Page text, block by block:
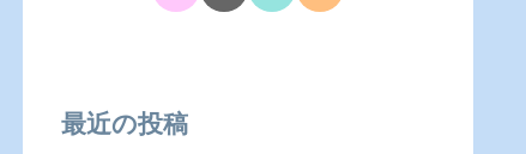
最近の投稿